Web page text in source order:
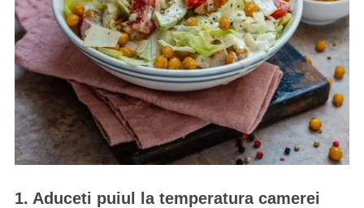
1. Aduceti puiul la temperatura camerei